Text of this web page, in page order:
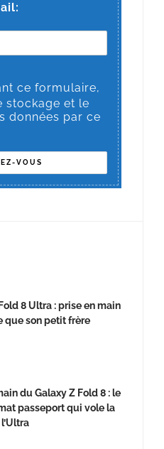
ce formulaire,
stockage et le
données par ce
8 Ultra : prise en main
que son petit frère
du Galaxy Z Fold 8 : le
passeport qui vole la